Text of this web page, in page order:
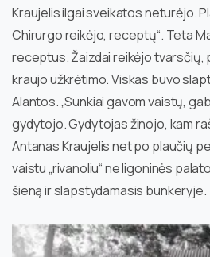
Kraujelis ilgai sveikatos neturėjo.
Chirurgo reikėjo, receptų“. Teta
receptus. Žaizdai reikėjo tvarsčių,
kraujo užkrėtimo. Viskas buvo
Alantos. „Sunkiai gavom vaistų,
gydytojo. Gydytojas žinojo, kam
Antanas Kraujelis net po plaučių
vaistu „rivanoliu“ ne ligoninės
šieną ir slapstydamasis bunkeryje.